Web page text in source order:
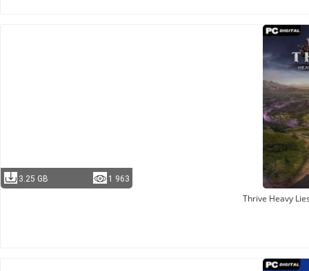
3.25 GB 1 963
Thrive Heavy